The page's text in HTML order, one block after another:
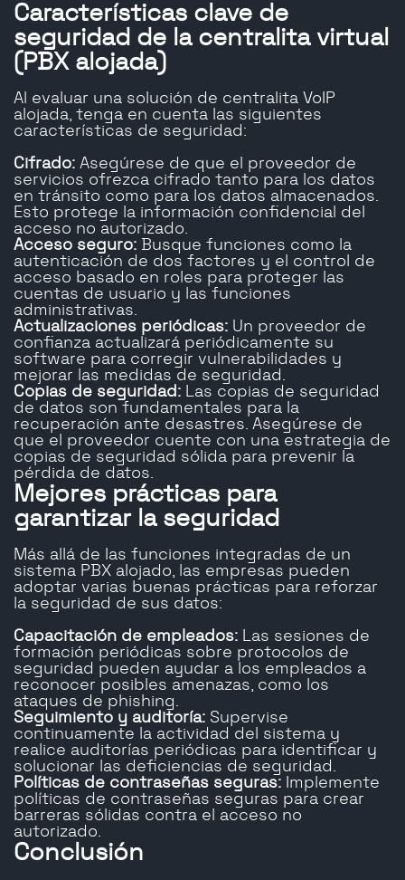
Características clave de
seguridad de la centralita virtual
(PBX alojada)
Al evaluar una solución de centralita VoIP
alojada, tenga en cuenta las siguientes
características de seguridad:
Cifrado: Asegúrese de que el proveedor de
servicios ofrezca cifrado tanto para los datos
en tránsito como para los datos almacenados.
Esto protege la información confidencial del
acceso no autorizado.
Acceso seguro: Busque funciones como la
autenticación de dos factores y el control de
acceso basado en roles para proteger las
cuentas de usuario y las funciones
administrativas.
Actualizaciones periódicas: Un proveedor de
confianza actualizará periódicamente su
software para corregir vulnerabilidades y
mejorar las medidas de seguridad.
Copias de seguridad: Las copias de seguridad
de datos son fundamentales para la
recuperación ante desastres. Asegúrese de
que el proveedor cuente con una estrategia de
copias de seguridad sólida para prevenir la
pérdida de datos.
Mejores prácticas para
garantizar la seguridad
Más allá de las funciones integradas de un
sistema PBX alojado, las empresas pueden
adoptar varias buenas prácticas para reforzar
la seguridad de sus datos:
Capacitación de empleados: Las sesiones de
formación periódicas sobre protocolos de
seguridad pueden ayudar a los empleados a
reconocer posibles amenazas, como los
ataques de phishing.
Seguimiento y auditoría: Supervise
continuamente la actividad del sistema y
realice auditorías periódicas para identificar y
solucionar las deficiencias de seguridad.
Políticas de contraseñas seguras: Implemente
políticas de contraseñas seguras para crear
barreras sólidas contra el acceso no
autorizado.
Conclusión